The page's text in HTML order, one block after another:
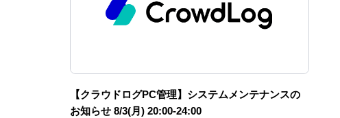
【クラウドログPC管理】システムメンテナンスの
お知らせ 8/3(月) 20:00-24:00